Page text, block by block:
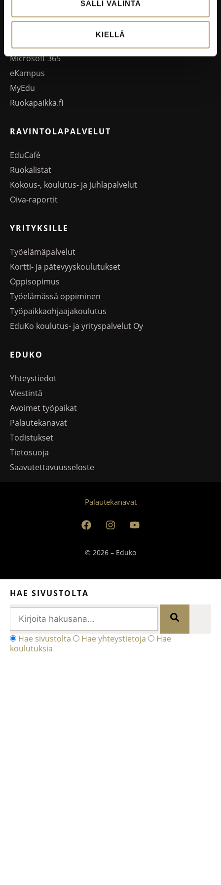
SALLI VALINTA
KIELLÄ
EDUKO VERKOSSA
Microsoft 365
eKampus
MyEdu
Ruokapaikka.fi
RAVINTOLAPALVELUT
EduCafé
Ruokalistat
Kokous-, koulutus- ja juhlapalvelut
Oiva-raportit
YRITYKSILLE
Työelämäpalvelut
Kortti- ja pätevyyskoulutukset
Oppisopimus
Työelämässä oppiminen
Työpaikkaohjaajakoulutus
EduKo koulutus- ja yrityspalvelut Oy
EDUKO
Yhteystiedot
Viestintä
Avoimet työpaikat
Palautekanavat
Todistukset
Tietosuoja
Saavutettavuusseloste
© 2026 – Eduko
Palautekanavat
HAE SIVUSTOLTA
Hae sivustolta Hae yhteystietoja
Hae
koulutuksia